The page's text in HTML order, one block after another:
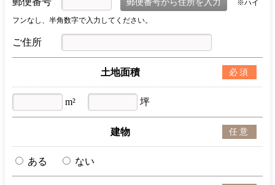
※ハイ
フンなし、半角数字で入力してください。
ご住所
土地面積 必須
m² 坪
建物 任意
ある ない